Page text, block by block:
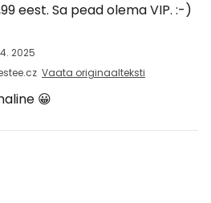
eest. Sa pead olema VIP. :-)
2025
Vaata originaalteksti
😀